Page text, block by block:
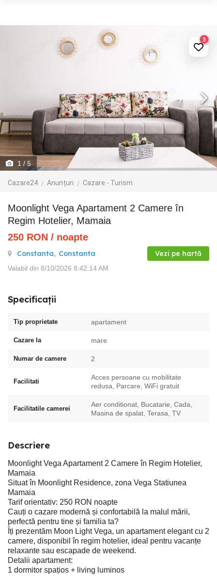
1 / 5
Cazare24 Anunțuri Cazare - Turism
3
Moonlight Vega Apartament 2 Camere în
Regim Hotelier, Mamaia
250 RON / noapte
Constanta, Constanta Vezi pe hartă
Valabil din 8/10/2026 8:42:14 AM
Specificații
Tip proprietate apartament
Cazare la mare
Numar de camere 2
Facilitati
Acces persoane cu mobilitate
redusa, Parcare, WiFi gratuit
Facilitatile camerei
Aer conditionat, Bucatarie, Cada,
Masina de spalat, Terasa, TV
Descriere
Moonlight Vega Apartament 2 Camere în Regim Hotelier,
Mamaia
Situat în Moonlight Residence, zona Vega Statiunea
Mamaia
Tarif orientativ: 250 RON noapte
Cauți o cazare modernă și confortabilă la malul mării,
perfectă pentru tine și familia ta?
Îți prezentăm Moon Light Vega, un apartament elegant cu 2
camere, disponibil în regim hotelier, ideal pentru vacanțe
relaxante sau escapade de weekend.
Detalii apartament:
1 dormitor spațios + living luminos